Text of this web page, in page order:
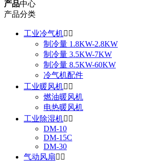
产品中心
产品分类
工业冷气机 
制冷量 1.8KW-2.8KW
制冷量 3.5KW-7KW
制冷量 8.5KW-60KW
冷气机配件
工业暖风机 
燃油暖风机
电热暖风机
工业除湿机 
DM-10
DM-15C
DM-30
气动风扇 